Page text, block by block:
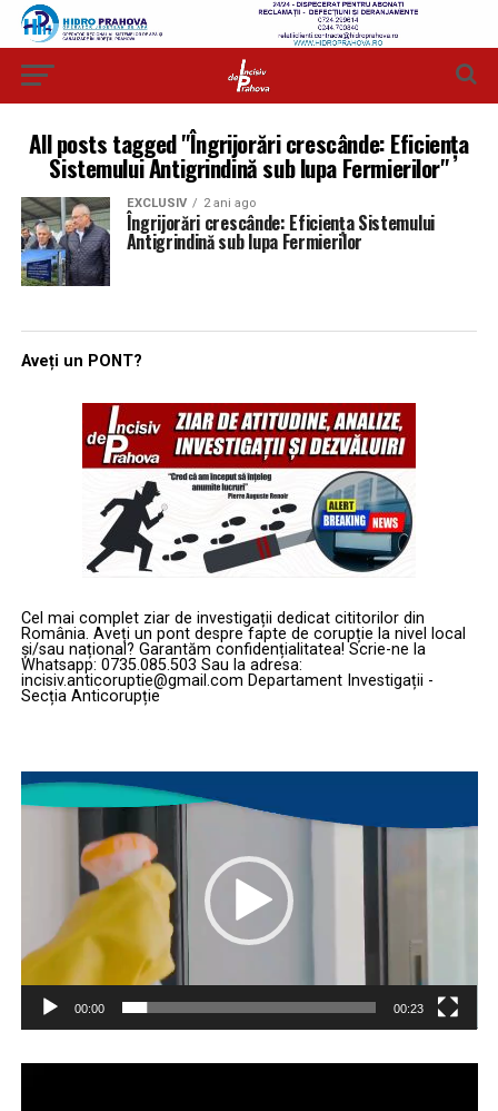
All posts tagged "Îngrijorări crescânde: Eficiența
Sistemului Antigrindină sub lupa Fermierilor"
EXCLUSIV 2 ani ago
Îngrijorări crescânde: Eficiența Sistemului
Antigrindină sub lupa Fermierilor
Aveți un PONT?
Cel mai complet ziar de investigații dedicat cititorilor din
România. Aveți un pont despre fapte de corupție la nivel local
și/sau național? Garantăm confidențialitatea! Scrie-ne la
Whatsapp: 0735.085.503 Sau la adresa:
incisiv.anticoruptie@gmail.com Departament Investigații -
Secția Anticorupție
Player
video
00:00 00:23
Player